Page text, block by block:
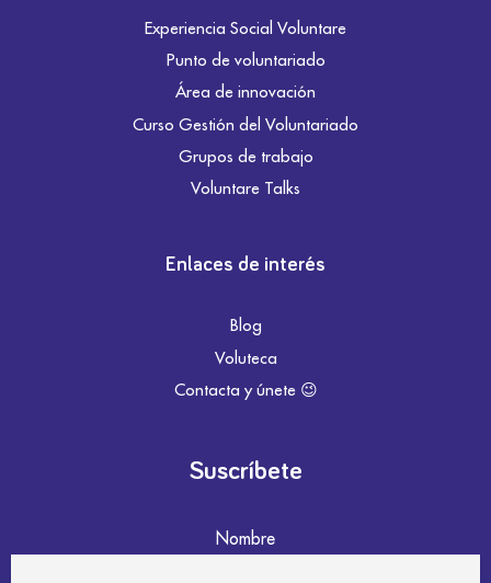
Experiencia Social Voluntare
Punto de voluntariado
Área de innovación
Curso Gestión del Voluntariado
Grupos de trabajo
Voluntare Talks
Enlaces de interés
Blog
Voluteca
Contacta y únete 😉
Suscríbete
Nombre